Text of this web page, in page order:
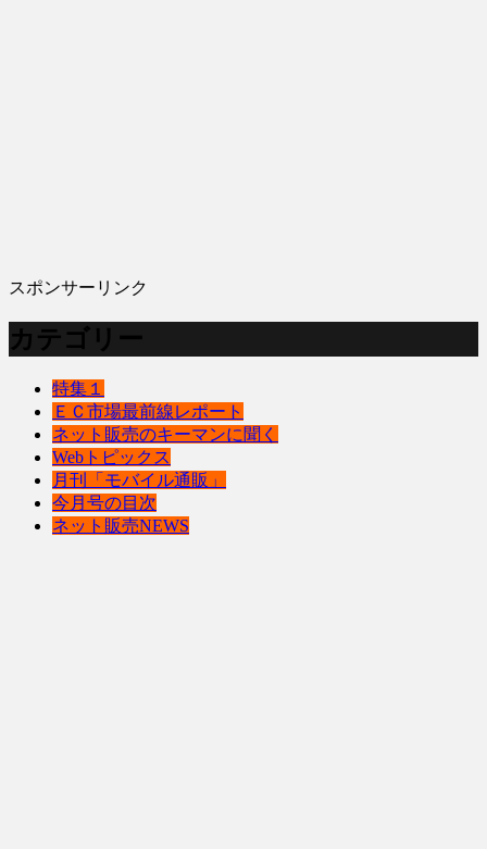
スポンサーリンク
カテゴリー
特集１
ＥＣ市場最前線レポート
ネット販売のキーマンに聞く
Webトピックス
月刊「モバイル通販」
今月号の目次
ネット販売NEWS